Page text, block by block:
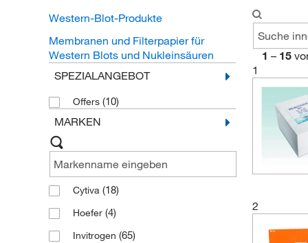
Western-Blot-Produkte
Membranen und Filterpapier für
Western Blots und Nukleinsäuren
SPEZIALANGEBOT
Offers (10)
MARKEN
Cytiva (18)
Hoefer (4)
Invitrogen (65)
1 – 15
1
2